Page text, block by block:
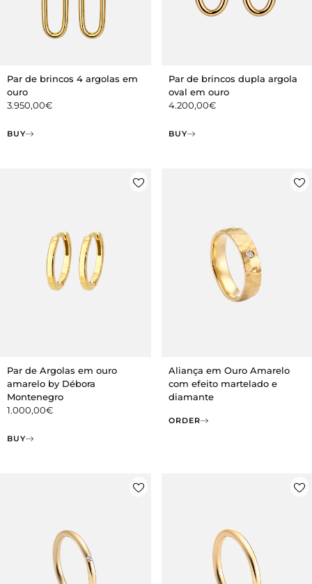
Par de brincos 4 argolas em
ouro
3.950,00€
BUY
Par de brincos dupla argola
oval em ouro
4.200,00€
BUY
Par de Argolas em ouro
amarelo by Débora
Montenegro
1.000,00€
BUY
Aliança em Ouro Amarelo
com efeito martelado e
diamante
ORDER